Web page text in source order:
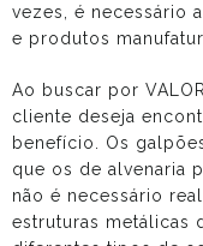
vezes, é necessário
e produtos
Ao buscar por
cliente deseja
benefício. Os
que os de alvenaria
não é necessário
estruturas metálicas